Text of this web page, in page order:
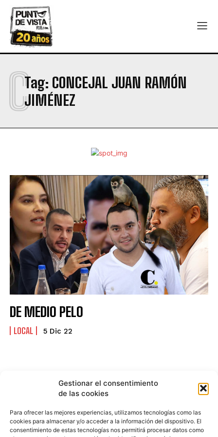
Gestionar el consentimiento
de las cookies
Para ofrecer las mejores experiencias, utilizamos tecnologías como las
cookies para almacenar y/o acceder a la información del dispositivo. El
consentimiento de estas tecnologías nos permitirá procesar datos como
Tag: CONCEJAL JUAN RAMÓN
JIMÉNEZ
C
DE MEDIO PELO
LOCAL 5 Dic 22